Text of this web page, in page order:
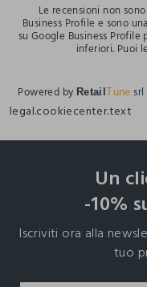
Le recensioni non
Business Profile e sono
su Google Business
inferiori. Puoi
Powered by RetailTune srl
legal.cookiecenter.text
Un
-10%
Iscriviti ora alla
tuo